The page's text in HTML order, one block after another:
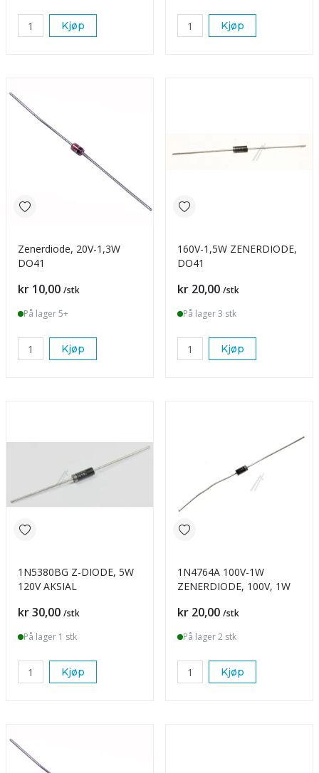
Kjøp Kjøp
Zenerdiode, 20V-1,3W
DO41
Pris
kr 10,00 /stk
På lager 5+
Kjøp
160V-1,5W ZENERDIODE,
DO41
Pris
kr 20,00 /stk
På lager 3 stk
Kjøp
1N5380BG Z-DIODE, 5W
120V AKSIAL
Pris
kr 30,00 /stk
På lager 1 stk
Kjøp
1N4764A 100V-1W
ZENERDIODE, 100V, 1W
Pris
kr 20,00 /stk
På lager 2 stk
Kjøp